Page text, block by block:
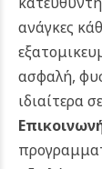
ανάγκες
ασφαλή,
ιδιαίτερα